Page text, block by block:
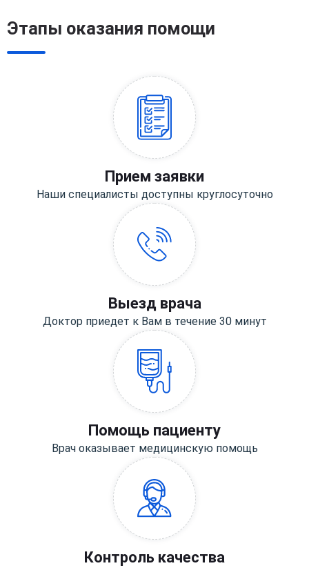
Этапы оказания помощи
Прием заявки
Наши специалисты доступны круглосуточно
Выезд врача
Доктор приедет к Вам в течение 30 минут
Помощь пациенту
Врач оказывает медицинскую помощь
Контроль качества